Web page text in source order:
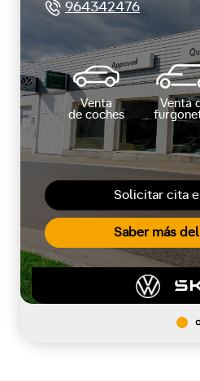
Solicitar cita
Saber más
964342476
Venta
de coches
Venta